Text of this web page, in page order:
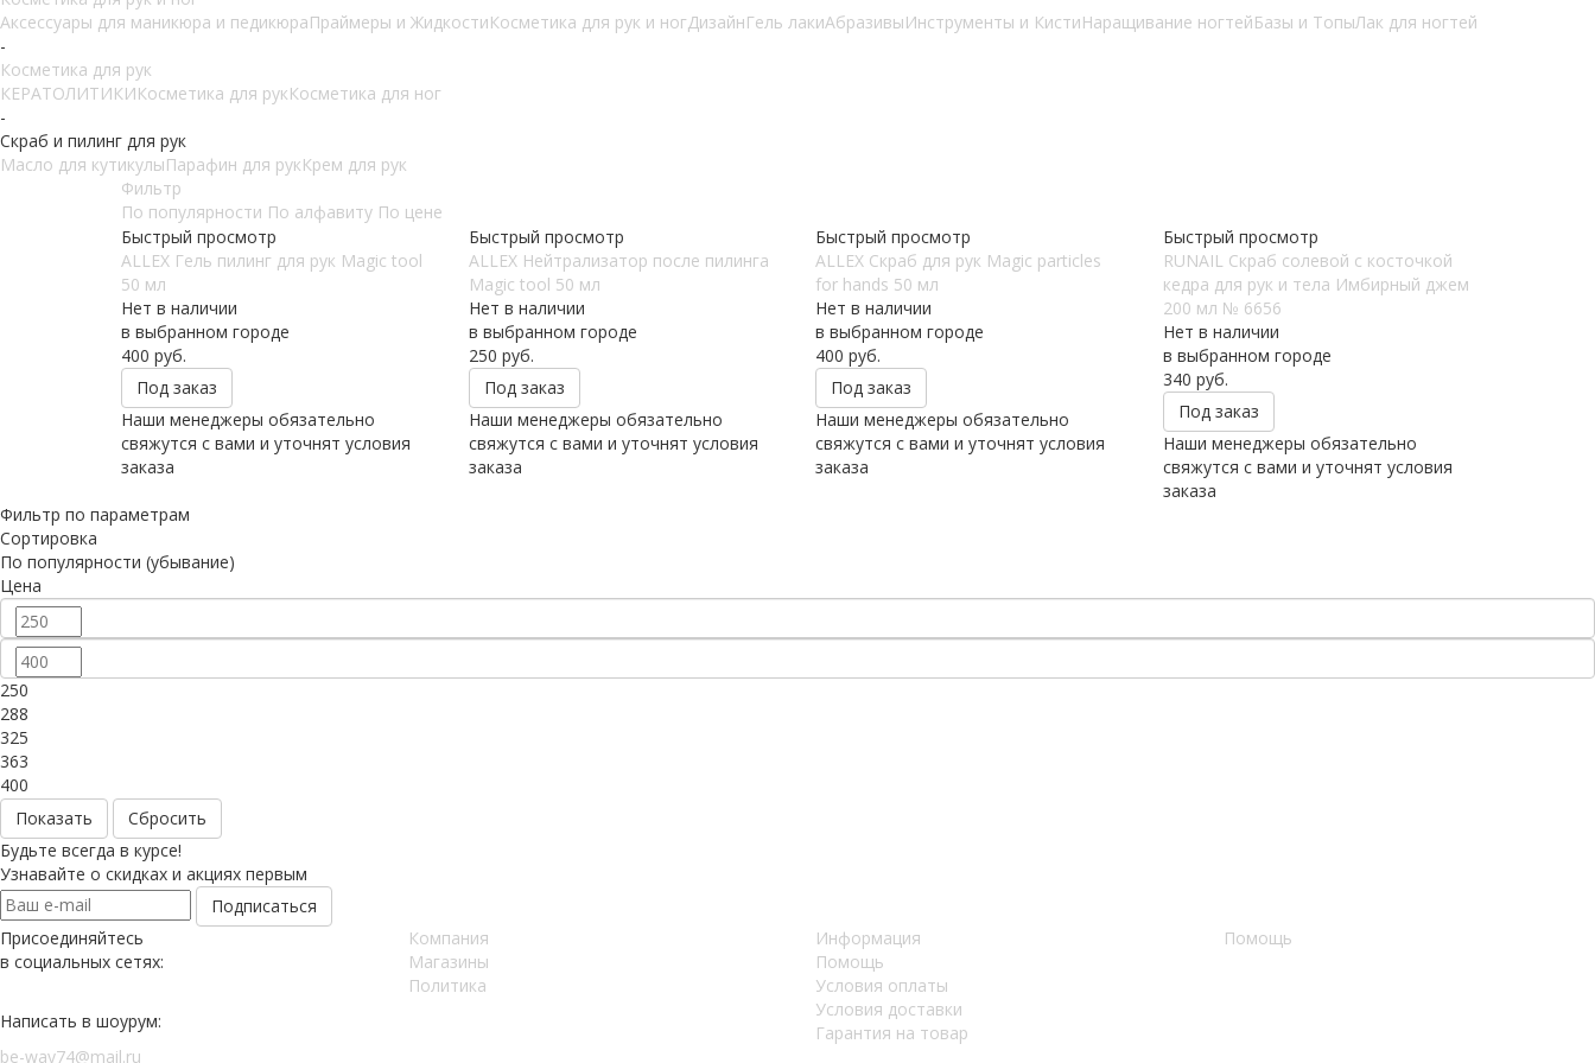
Аксессуары для маникюра и педикюраПраймеры и ЖидкостиКосметика для рук и ногДизайнГель лакиАбразивыИнструменты и КистиНаращивание ногтейБазы и ТопыЛак для ногтей
-
Косметика для рук
КЕРАТОЛИТИКИКосметика для рукКосметика для ног
-
Скраб и пилинг для рук
Масло для кутикулыПарафин для рукКрем для рук
Фильтр
По популярности По алфавиту По цене
Быстрый просмотр
ALLEX Гель пилинг для рук Magic tool
50 мл
Нет в наличии
в выбранном городе
400 руб.
Под заказ
Наши менеджеры обязательно
свяжутся с вами и уточнят условия
заказа
Быстрый просмотр
ALLEX Нейтрализатор после пилинга
Magic tool 50 мл
Нет в наличии
в выбранном городе
250 руб.
Под заказ
Наши менеджеры обязательно
свяжутся с вами и уточнят условия
заказа
Быстрый просмотр
ALLEX Скраб для рук Magic particles
for hands 50 мл
Нет в наличии
в выбранном городе
400 руб.
Под заказ
Наши менеджеры обязательно
свяжутся с вами и уточнят условия
заказа
Быстрый просмотр
RUNAIL Скраб солевой с косточкой
кедра для рук и тела Имбирный джем
200 мл № 6656
Нет в наличии
в выбранном городе
340 руб.
Под заказ
Наши менеджеры обязательно
свяжутся с вами и уточнят условия
заказа
Фильтр по параметрам
Сортировка
По популярности (убывание)
Цена
250
288
325
363
400
Сбросить
Будьте всегда в курсе!
Узнавайте о скидках и акциях первым
Присоединяйтесь
в социальных сетях:
Написать в шоурум:
be-way74@mail.ru
Компания
Магазины
Политика
Информация
Помощь
Условия оплаты
Условия доставки
Гарантия на товар
Помощь